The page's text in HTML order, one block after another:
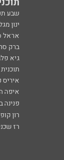
שבע
ינון
אראל
ברק
גיא
איריס
איפה
פנינה
רון
רז